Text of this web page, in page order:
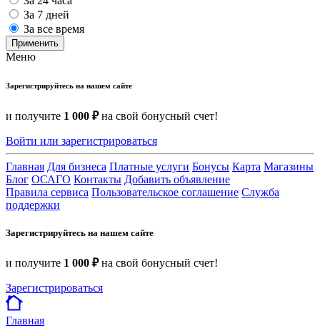
За 7 дней
За все время
Применить
Меню
Зарегистрируйтесь на нашем сайте
и получите 1 000 ₽на свой бонусный счет!
Войти или зарегистрироваться
Главная Для бизнеса Платные услуги Бонусы Карта Магазины
Блог ОСАГО Контакты Добавить объявление
Правила сервиса Пользовательское соглашение Служба
поддержки
Зарегистрируйтесь на нашем сайте
и получите 1 000 ₽на свой бонусный счет!
Зарегистрироваться
Главная